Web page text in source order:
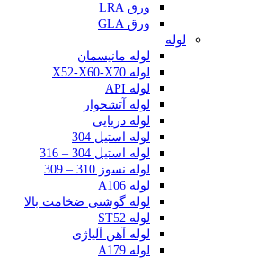
ورق LRA
ورق GLA
لوله
لوله مانیسمان
لوله X52-X60-X70
لوله API
لوله آتشخوار
لوله دریایی
لوله استیل 304
لوله استیل 304 – 316
لوله نسوز 310 – 309
لوله A106
لوله گوشتی ضخامت بالا
لوله ST52
لوله آهن آلیاژی
لوله A179